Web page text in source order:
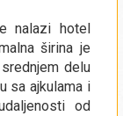
nalazi hotel
širina je
delu
sa ajkulama i
od